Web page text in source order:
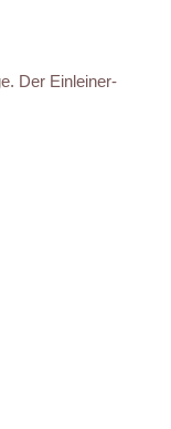
Der Einleiner-